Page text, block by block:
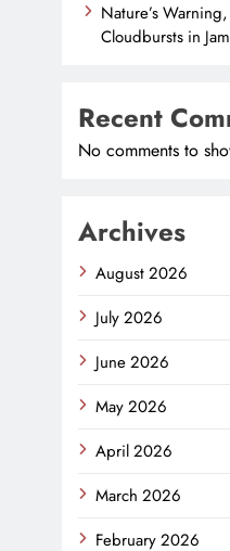
Nature’s
Cloudbursts in
Recent
No comments to
Archives
August 2026
July 2026
June 2026
May 2026
April 2026
March 2026
February 2026